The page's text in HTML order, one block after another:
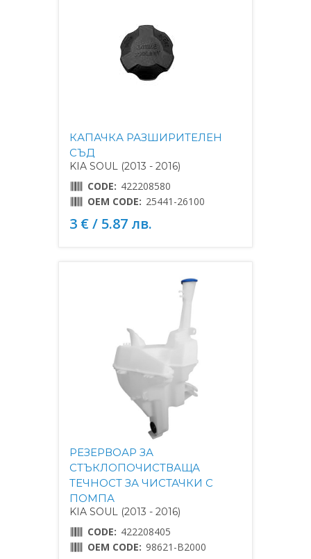
КАПАЧКА РАЗШИРИТЕЛЕН
СЪД
KIA SOUL (2013 - 2016)
CODE: 422208580
OEM CODE: 25441-26100
3 € / 5.87 лв.
РЕЗЕРВОАР ЗА
СТЪКЛОПОЧИСТВАЩА
ТЕЧНОСТ ЗА ЧИСТАЧКИ С
ПОМПА
KIA SOUL (2013 - 2016)
CODE: 422208405
OEM CODE: 98621-B2000